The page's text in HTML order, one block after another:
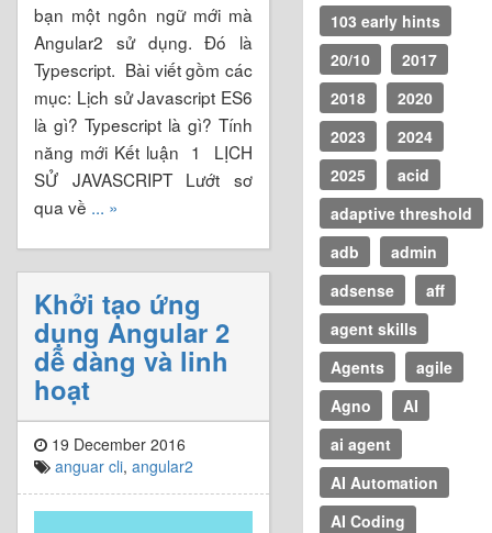
bạn một ngôn ngữ mới mà
Angular2 sử dụng. Đó là
Typescript. Bài viết gồm các
mục: Lịch sử Javascript ES6
là gì? Typescript là gì? Tính
năng mới Kết luận 1 LỊCH
SỬ JAVASCRIPT Lướt sơ
qua về ... »
Khởi tạo ứng
dụng Angular 2
dễ dàng và linh
hoạt
19 December 2016
anguar cli, angular2
103 early hints
20/10
2017
2018
2020
2023
2024
2025
acid
adaptive threshold
adb
admin
adsense
aff
agent skills
Agents
agile
Agno
AI
ai agent
AI Automation
AI Coding